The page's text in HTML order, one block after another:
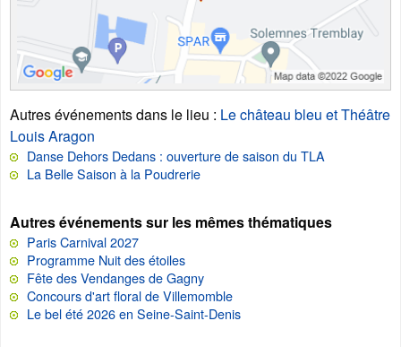
Autres événements dans le lieu : Le château bleu et Théâtre
Louis Aragon
Danse Dehors Dedans : ouverture de saison du TLA
La Belle Saison à la Poudrerie
Autres événements sur les mêmes thématiques
Paris Carnival 2027
Programme Nuit des étoiles
Fête des Vendanges de Gagny
Concours d'art floral de Villemomble
Le bel été 2026 en Seine-Saint-Denis